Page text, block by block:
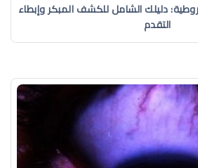
دليلك الشامل للكشف المبكر وإبطاء
التقدم